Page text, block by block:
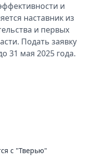
и
наставник из
и первых
Подать заявку
31 мая 2025 года.
с "Тверью"